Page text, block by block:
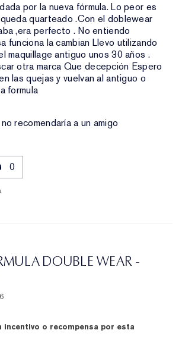
por la nueva fórmula. Lo peor es
quarteado .Con el doblewear
,era perfecto . No entiendo
funciona la cambian Llevo utilizando
maquillage antiguo unos 30 años .
otra marca Que decepción Espero
las quejas y vuelvan al antiguo o
formula
recomendaría a un amigo
0
DOUBLE WEAR -
incentivo o recompensa por esta